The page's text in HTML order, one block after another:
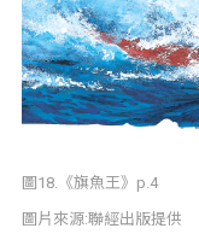
圖18.《旗魚王》p.4
圖片來源:聯經出版提供